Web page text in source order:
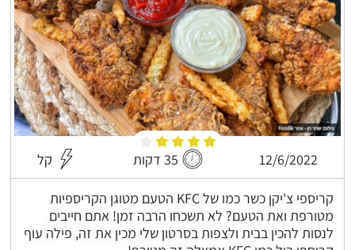
12/6/2022 35 דקות קל
קריספי צ'יקן כשר כמו של KFC הטעם מטוגן הקריספיות
מטורפת ואת הטעם? לא תשכחו הרבה זמן! אתם חייבים
לנסות להכין בבית ולצפות בסרטון שלי מכין את זה, פילה עוף